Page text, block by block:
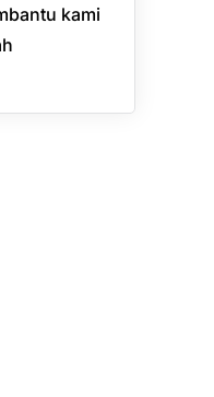
kami